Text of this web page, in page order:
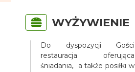
WYŻYWIENIE
Do dyspozycji Gości
restauracja oferująca
śniadania, a także posiłki w